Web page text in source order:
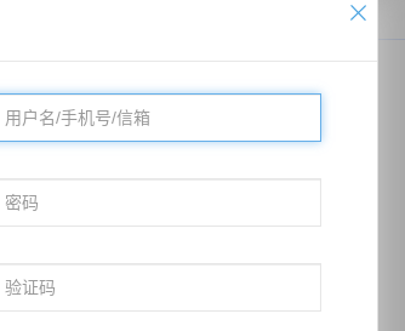
章 谢父怒了
敏感 暴力低俗